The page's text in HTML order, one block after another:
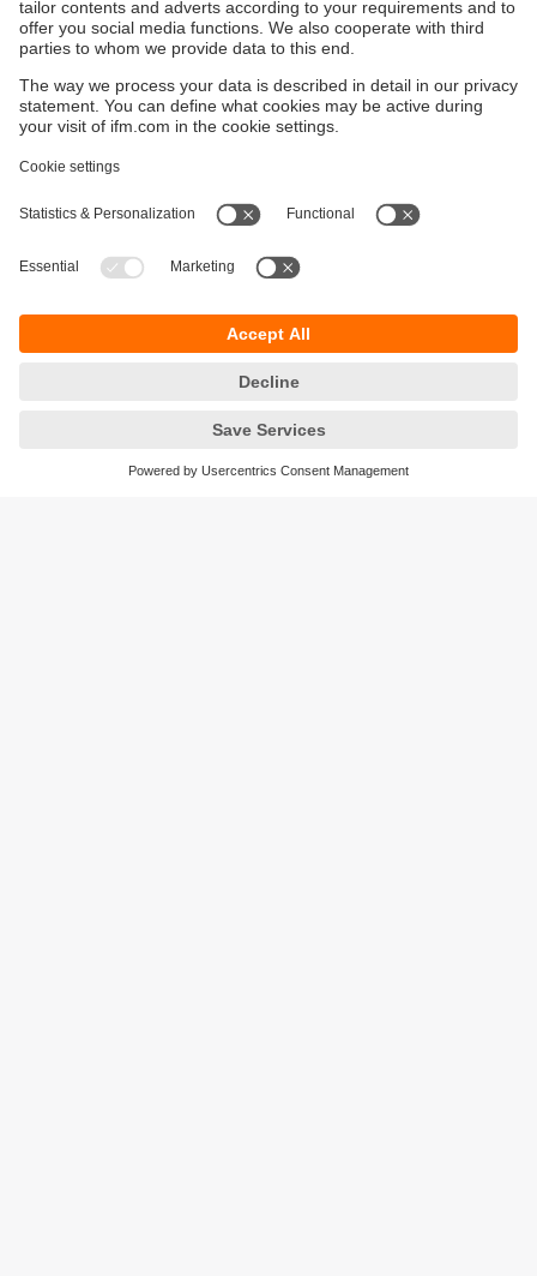
Мобільні роботи: Ви готові до
наступного рівня?
Ви шукаєте такі розумні рішення, які виведуть ваш
мобільний парк на новий рівень? Тоді ви
індивідуальних функцій до комплексної
модернізації потужності — у нас є все, що потрібно